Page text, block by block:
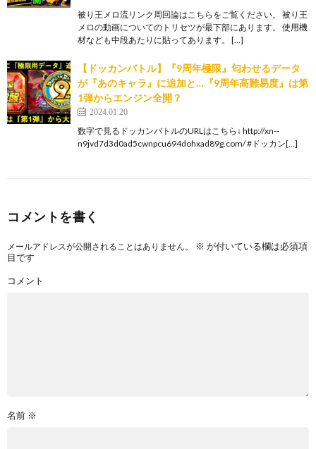
被り王メロ流リンク周回論はこちらをご覧ください。 被り王
メロの動画についてのトリセツが最下部にあります。 使用機
材なども中段あたりに貼ってあります。 […]
【ドッカンバトル】『9周年極限』匂わせるデータ
が『あのキャラ』に追加と…『9周年高難易度』は第
1弾からエンジン全開？
2024.01.20
数字で見るドッカンバトルのURLはこちら↓ http://xn--
n9jvd7d3d0ad5cwnpcu694dohxad89g.com/ #ドッカン[…]
コメントを書く
メールアドレスが公開されることはありません。 ※ が付いている欄は必須項
目です
コメント
名前 ※